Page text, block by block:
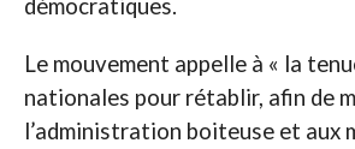
démocratiques.
Le mouvement appelle à « la
nationales pour rétablir, afin de
l’administration boiteuse et aux